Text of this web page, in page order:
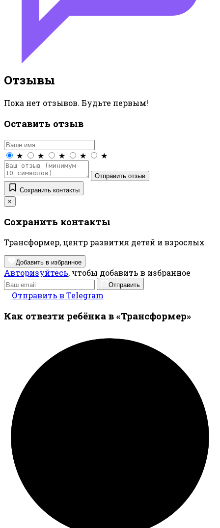
Отзывы
Пока нет отзывов. Будьте первым!
Оставить отзыв
★ ★ ★ ★ ★
Отправить отзыв
Сохранить контакты
×
Сохранить контакты
Трансформер, центр развития детей и взрослых
Добавить в избранное
Авторизуйтесь, чтобы добавить в избранное
Отправить
Отправить в Telegram
Как отвезти ребёнка в «Трансформер»